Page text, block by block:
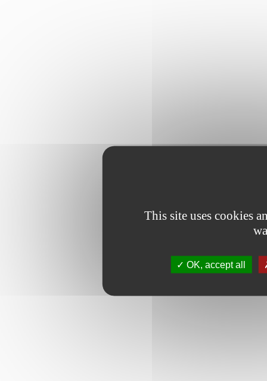
This site uses cookies
OK, accept all